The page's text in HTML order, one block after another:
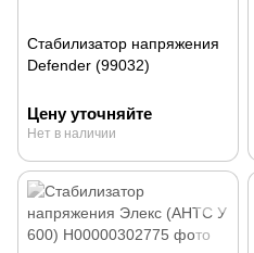
Стабилизатор напряжения
Defender (99032)
Цену уточняйте
Нет в наличии